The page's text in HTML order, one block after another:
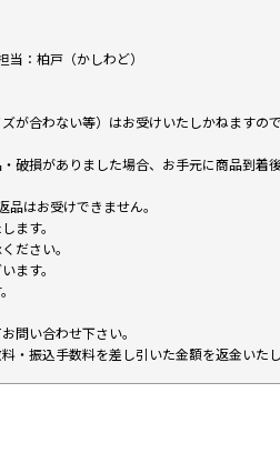
：柏戸（かしわど）
が合わない等）はお受けいたしかねますので
破損がありました場合、お手元に商品到着
はお受けできません。
ます。
ださい。
ます。
問い合わせ下さい。
振込手数料を差し引いた金額を返金いた